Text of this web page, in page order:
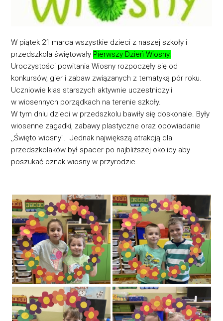
W piątek 21 marca wszystkie dzieci z naszej szkoły i
przedszkola świętowały Pierwszy Dzień Wiosny.
Uroczystości powitania Wiosny rozpoczęły się od
konkursów, gier i zabaw związanych z tematyką pór roku.
Uczniowie klas starszych aktywnie uczestniczyli
w wiosennych porządkach na terenie szkoły.
W tym dniu dzieci w przedszkolu bawiły się doskonale. Były
wiosenne zagadki, zabawy plastyczne oraz opowiadanie
,,Święto wiosny". Jednak największą atrakcją dla
przedszkolaków był spacer po najbliższej okolicy aby
poszukać oznak wiosny w przyrodzie.